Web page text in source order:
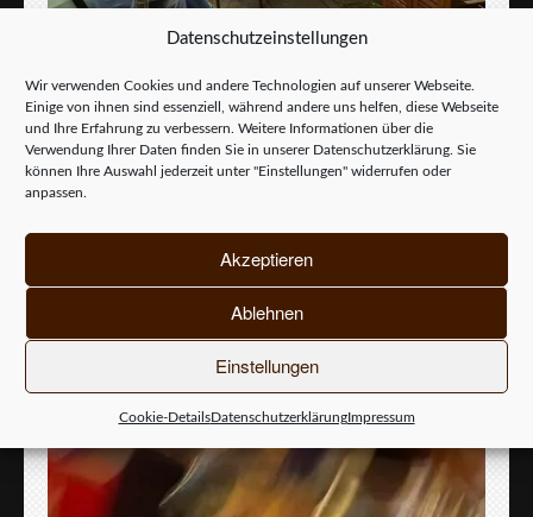
Datenschutzeinstellungen
Wir verwenden Cookies und andere Technologien auf unserer Webseite.
Einige von ihnen sind essenziell, während andere uns helfen, diese Webseite
und Ihre Erfahrung zu verbessern. Weitere Informationen über die
Verwendung Ihrer Daten finden Sie in unserer Datenschutzerklärung . Sie
können Ihre Auswahl jederzeit unter "Einstellungen" widerrufen oder
anpassen.
Akzeptieren
Ablehnen
Einstellungen
Cookie-DetailsDatenschutzerklärungImpressum